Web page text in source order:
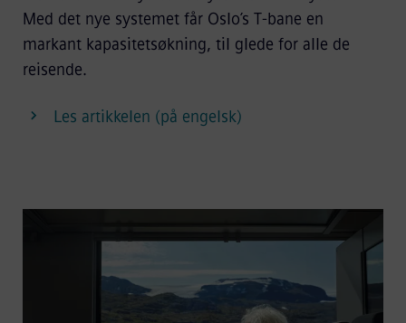
Med det nye systemet får Oslo’s T-bane en
markant kapasitetsøkning, til glede for alle de
reisende.
Les artikkelen (på engelsk)